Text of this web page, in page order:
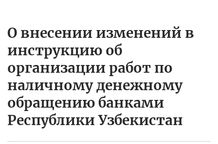
О внесении изменений в
инструкцию об
организации работ по
наличному денежному
обращению банками
Республики Узбекистан